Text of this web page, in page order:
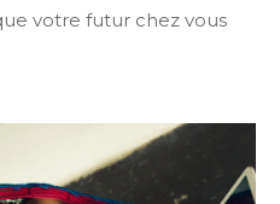
votre futur chez vous